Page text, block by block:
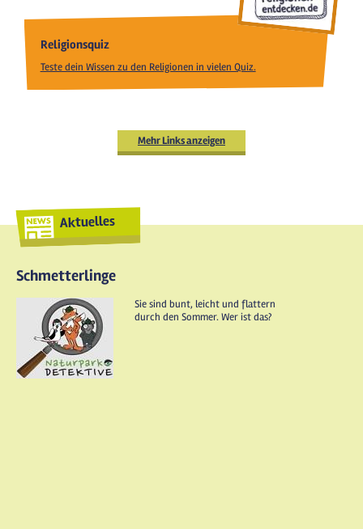
Religionsquiz
Teste dein Wissen zu den Religionen in vielen Quiz.
Mehr Links anzeigen
Aktuelles
Schmetterlinge
Sie sind bunt, leicht und flattern
durch den Sommer. Wer ist das?